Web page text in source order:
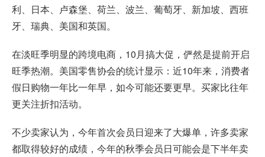
利、日本、卢森堡、荷兰、波兰、葡萄牙、新加坡、西班
牙、瑞典、美国和英国。
在淡旺季明显的跨境电商，10月搞大促，俨然是提前开启
旺季热潮。美国零售协会的统计显示：近10年来，消费者
假日购物一年比一年早，如今可能还要更早。买家比往年
更关注折扣活动。
不少卖家认为，今年首次会员日迎来了大爆单，许多卖家
都取得较好的成绩，今年的秋季会员日可能会是下半年卖